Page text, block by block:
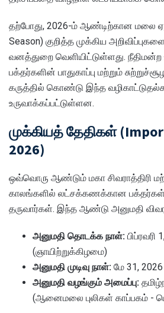
தற்போது, 2026-ம் ஆண்டிற்கான மலை
Season) குறித்த முக்கிய
வனத்துறை வெளியிட்டுள்ளது. நீதிமன்ற
பக்தர்களின் பாதுகாப்பு மற்றும்
கருத்தில் கொண்டு இந்த
உருவாக்கப்பட்டுள்ளன.
முக்கியத் தேதிகள்
2026)
ஒவ்வொரு ஆண்டும் மகா சிவராத்திரி
காலங்களில் லட்சக்கணக்கான
தருவார்கள். இந்த ஆண்டு அனுமதி
அனுமதி தொடக்க நாள்: பிப்ரவரி
(ஞாயிற்றுக்கிழமை)
அனுமதி முடிவு நாள்: மே 31,
அனுமதி வழங்கும் அமைப்பு:
(ஆனைமலை புலிகள் காப்பகம் -